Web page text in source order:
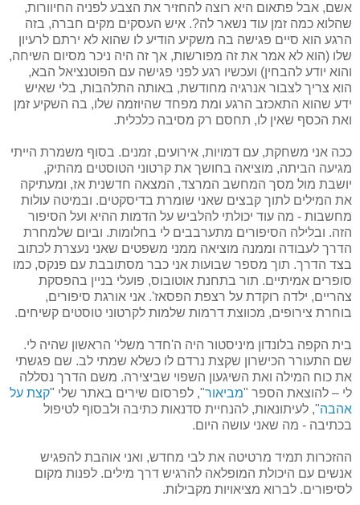
אשם, אבל פתאום היא רוצה להחזיר את הצבע לפניה החיוורות,
שהלוא כמה זמן עוד נשאר לה?. איש העסקים מקים חברה, בזה
הרגע הוא סיים פגישה בה משקיע הודיע לו שהוא לא ירתם לרעיון
שלו (הוא לא אמר את זה מפורשות, אך זה היה ניכר מסיום השיחה,
והוא יודע להבחין) ועכשיו רגע לפני פגישה עם הפוטנציאל הבא,
הוא צריך לצבור אנרגיה מחודשת, באותה התלהבות, בלי שאיש
ידע שהוא התאכזב הרגע ומת מפחד שהיוזמה שלו, בה השקיע זמן
ואת הכסף שאין לו, תחסם רק מסיבה כלכלית.
ככה אני משחקת, עם דמויות, אירועים, זמנים. בסוף משמרת הייתי
מגיעה הביתה, מוציאה בחושך את קרטוני הטוסטים מהתיק,
יושבת מול מסך המחשב המרצד, המצאה חדשנית אז, ומעתיקה
את המילים לתוך קבצים שאני שומרת בדיסקטים. ובמיטה עולות
מחשבות - מה עוד יכולתי להלביש על הדמות ההיא ועל הסיפור
הזה. ובלילה הסיפורים מתערבבים לי בחלומות. וביום שלמחרת
הדרך לעבודה וממנה מוציאה ממני משפטים שאני נעצרת לכתוב
בצד הדרך. תוך מספר שבועות אני כבר מסתובבת עם פנקס, כמו
סופרים אמיתיים. תור בתחנת אוטובוס, פועלי בניין בהפסקת
צהריים, ילדה רוקדת על רצפת הפסאז'. אני אורגת סיפורים,
בוחרת צירופים, מכווצת דרמות שלמות לקרטוני טוסטים קשיחים.
בית הקפה בלונדון מיניסטור היה ה'חדר משלי' הראשון שהיה לי.
שם התעורר הכישרון שקצת נרדם לו כשלא שמתי לב. שם פגשתי
את כוח המילה ואת השיגעון השפוי שביצירה. משם הדרך נסללה
לי – להוצאת הספר "מביאור", לפרסום שירים באתר שלי "קצת על
אהבה", לעיתונאות, להנחיית סדנאות כתיבה ולבסוף לטיפול
בכתיבה - מה שאני עושה היום.
ההזכרות תמיד מרטיטה את לבי מחדש, ואני אוהבת להפגיש
אנשים עם היכולת המופלאה להרגיש דרך מילים. לפנות מקום
לסיפורים. לברוא מציאויות מקבילות.